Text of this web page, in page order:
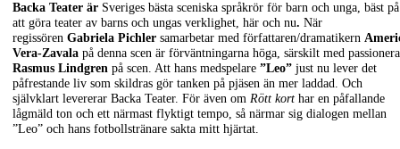
Backa Teater är Sveriges bästa sceniska språkrör för barn och unga, bäst på
att göra teater av barns och ungas verklighet, här och nu. När
regissören Gabriela Pichler samarbetar med författaren/dramatikern
Vera-Zavala på denna scen är förväntningarna höga, särskilt med
Rasmus Lindgren på scen. Att hans medspelare ”Leo” just nu lever det
påfrestande liv som skildras gör tanken på pjäsen än mer laddad. Och
självklart levererar Backa Teater. För även om Rött kort har en påfallande
lågmäld ton och ett närmast flyktigt tempo, så närmar sig dialogen mellan
”Leo” och hans fotbollstränare sakta mitt hjärtat.